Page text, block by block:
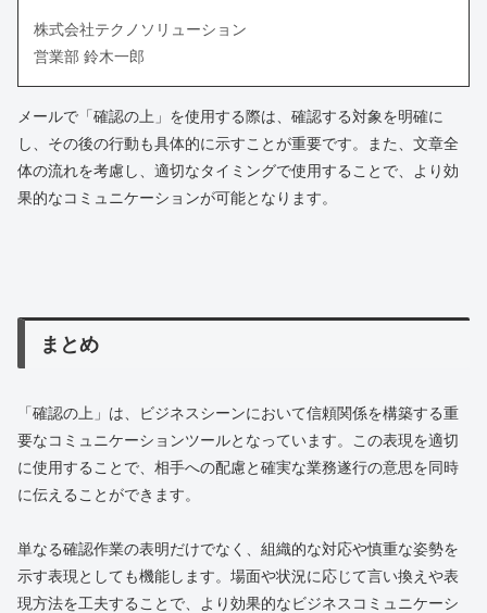
株式会社テクノソリューション
営業部 鈴木一郎
メールで「確認の上」を使用する際は、確認する対象を明確に
し、その後の行動も具体的に示すことが重要です。また、文章全
体の流れを考慮し、適切なタイミングで使用することで、より効
果的なコミュニケーションが可能となります。
まとめ
「確認の上」は、ビジネスシーンにおいて信頼関係を構築する重
要なコミュニケーションツールとなっています。この表現を適切
に使用することで、相手への配慮と確実な業務遂行の意思を同時
に伝えることができます。
単なる確認作業の表明だけでなく、組織的な対応や慎重な姿勢を
示す表現としても機能します。場面や状況に応じて言い換えや表
現方法を工夫することで、より効果的なビジネスコミュニケーシ